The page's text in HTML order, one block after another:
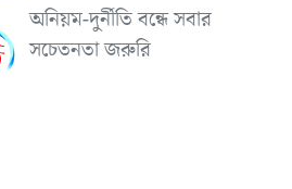
অনিয়ম-দুর্নীতি বন্ধে সবার
সচেতনতা জরুরি